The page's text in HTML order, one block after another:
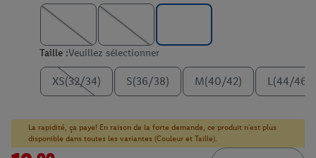
Taille :Veuillez sélectionner
XS(32/34) S(36/38) M(40/42) L(44/46)
La rapidité, ça paye! En raison de la forte demande, ce produit n'est plus
disponible dans toutes les variantes (Couleur et Taille).